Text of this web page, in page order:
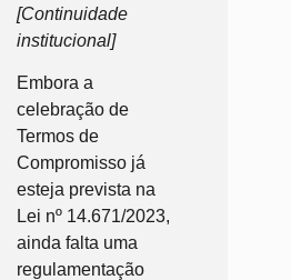
[Continuidade
institucional]
Embora a
celebração de
Termos de
Compromisso já
esteja prevista na
Lei nº 14.671/2023,
ainda falta uma
regulamentação